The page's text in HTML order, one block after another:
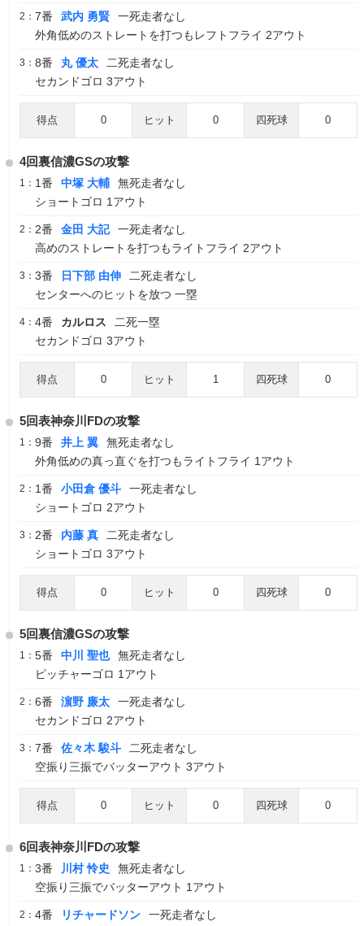
2： 7番 武内 勇賢
一死走者なし
外角低めのストレートを打つもレフトフライ 2アウト
3： 8番 丸 優太
二死走者なし
セカンドゴロ 3アウト
得点 0 ヒット 0 四死球 0
4回裏信濃GSの攻撃
1： 1番 中塚 大輔
無死走者なし
ショートゴロ 1アウト
2： 2番 金田 大記
一死走者なし
高めのストレートを打つもライトフライ 2アウト
3： 3番 日下部 由伸
二死走者なし
センターへのヒットを放つ 一塁
4： 4番 カルロス
二死一塁
セカンドゴロ 3アウト
得点 0 ヒット 1 四死球 0
5回表神奈川FDの攻撃
1： 9番 井上 翼
無死走者なし
外角低めの真っ直ぐを打つもライトフライ 1アウト
2： 1番 小田倉 優斗
一死走者なし
ショートゴロ 2アウト
3： 2番 内藤 真
二死走者なし
ショートゴロ 3アウト
得点 0 ヒット 0 四死球 0
5回裏信濃GSの攻撃
1： 5番 中川 聖也
無死走者なし
ピッチャーゴロ 1アウト
2： 6番 濵野 廉太
一死走者なし
セカンドゴロ 2アウト
3： 7番 佐々木 駿斗
二死走者なし
空振り三振でバッターアウト 3アウト
得点 0 ヒット 0 四死球 0
6回表神奈川FDの攻撃
1： 3番 川村 怜史
無死走者なし
空振り三振でバッターアウト 1アウト
2： 4番 リチャードソン
一死走者なし